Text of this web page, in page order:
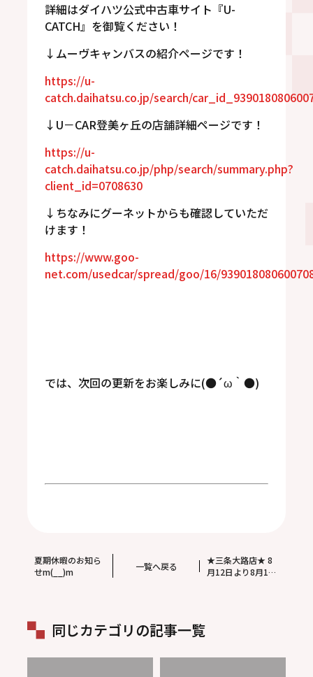
詳細はダイハツ公式中古車サイト『U-
CATCH』を御覧ください！
↓ムーヴキャンバスの紹介ページです！
https://u-
catch.daihatsu.co.jp/search/
↓U－CAR登美ヶ丘の店舗詳細ページです！
https://u-
catch.daihatsu.co.jp/php/search/summary.php?
client_id=0708630
↓ちなみにグーネットからも確認していただ
けます！
https://www.goo-
net.com/usedcar/spread/goo/16/
では、次回の更新をお楽しみに(●´ω｀●)
夏期休暇のお知ら
せm(__)m
一覧へ戻る
★三条大路店★ 8
月12日より8月15
同じカテゴリの記事一覧